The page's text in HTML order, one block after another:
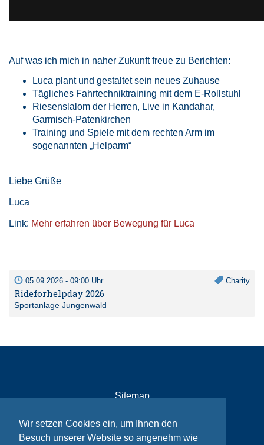
Wir setzen Cookies ein, um Ihnen den
Besuch unserer Website so angenehm wie
Auf was ich mich in naher Zukunft freue zu Berichten:
Luca plant und gestaltet sein neues Zuhause
Tägliches Fahrtechniktraining mit dem E-Rollstuhl
Riesenslalom der Herren, Live in Kandahar,
Garmisch-Patenkirchen
Training und Spiele mit dem rechten Arm im
sogenannten „Helparm“
Liebe Grüße
Luca
Link: Mehr erfahren über Bewegung für Luca
05.09.2026 - 09:00 Uhr Charity
Rideforhelpday 2026
Sportanlage Jungenwald
Sitemap
Impressum